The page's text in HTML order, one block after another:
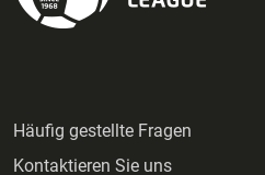
Häufig gestellte Fragen
Kontaktieren Sie uns